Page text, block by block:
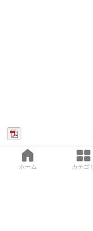
ホーム カテゴ